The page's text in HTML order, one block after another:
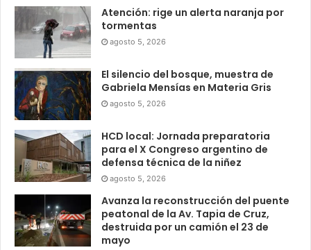
Atención: rige un alerta naranja por
tormentas
agosto 5, 2026
El silencio del bosque, muestra de
Gabriela Mensías en Materia Gris
agosto 5, 2026
HCD local: Jornada preparatoria
para el X Congreso argentino de
defensa técnica de la niñez
agosto 5, 2026
Avanza la reconstrucción del puente
peatonal de la Av. Tapia de Cruz,
destruida por un camión el 23 de
mayo